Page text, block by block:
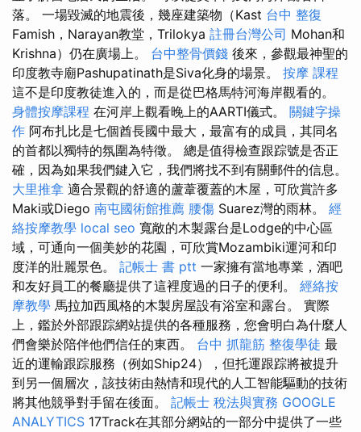
落。 一場毀滅的地震後，幾座建築物（Kast 台中 整復
Famish，Narayan教堂，Trilokya 註冊台灣公司 Mohan和
Krishna）仍在廣場上。 台中整骨價錢 後來，參觀最神聖的
印度教寺廟Pashupatinath是Siva化身的場景。 按摩 課程
這不是印度教徒進入的，而是從巴格馬特河海岸觀看的。
身體按摩課程 在河岸上觀看晚上的AARTI儀式。 關鍵字操
作 阿布扎比是七個酋長國中最大，最富有的成員，其同名
的首都以獨特的氛圍為特徵。 總是值得檢查跟踪號是否正
確，因為如果我們鍵入它，我們將找不到有關郵件的信息。
大里推拿 適合景觀的舒適的蘆葦覆蓋的木屋，可欣賞許多
Maki或Diego 南屯國術館推薦 腰傷 Suarez灣的雨林。 經
絡按摩教學 local seo 寬敞的木製露台是Lodge的中心區
域，可通向一個美妙的花園，可欣賞Mozambiki運河和印
度洋的壯麗景色。 記帳士 書 ptt 一家擁有當地專業，酒吧
和友好員工的餐廳提供了這裡度過的日子的便利。 經絡按
摩教學 馬拉加西風格的木製房屋設有浴室和露台。 實際
上，鑑於外部跟踪網站提供的各種服務，您會明白為什麼人
們會樂於陪伴他們信任的東西。 台中 抓龍筋 整復學徒 最
近的運輸跟踪服務（例如Ship24），但托運跟踪將被提升
到另一個層次，該技術由熱情和現代的人工智能驅動的技術
將其他競爭對手留在後面。 記帳士 稅法與實務 GOOGLE
ANALYTICS 17Track在其部分網站的一部分中提供了一些